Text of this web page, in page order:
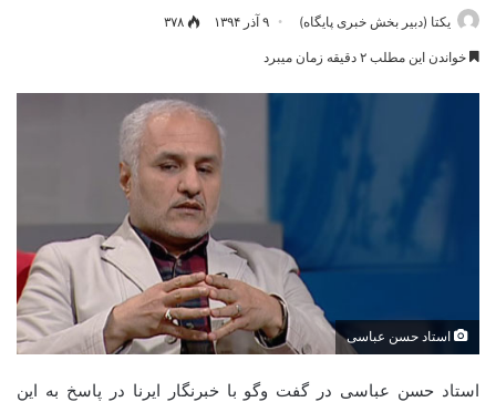
یکتا (دبیر بخش خبری پایگاه) ۹ آذر ۱۳۹۴ ۳۷۸
خواندن این مطلب ۲ دقیقه زمان میبرد
استاد حسن عباسی
استاد حسن عباسی در گفت وگو با خبرنگار ایرنا در پاسخ به این